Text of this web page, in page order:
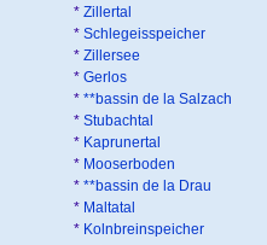
* Zillertal
* Schlegeisspeicher
* Zillersee
* Gerlos
* **bassin de la Salzach
* Stubachtal
* Kaprunertal
* Mooserboden
* **bassin de la Drau
* Maltatal
* Kolnbreinspeicher